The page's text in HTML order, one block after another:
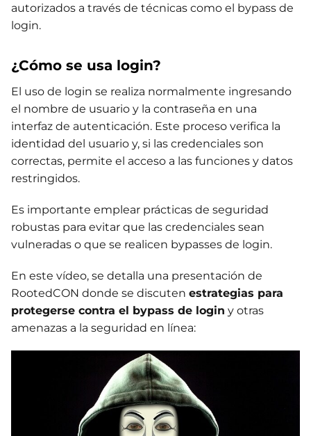
autorizados a través de técnicas como el bypass de
login.
¿Cómo se usa login?
El uso de login se realiza normalmente ingresando
el nombre de usuario y la contraseña en una
interfaz de autenticación. Este proceso verifica la
identidad del usuario y, si las credenciales son
correctas, permite el acceso a las funciones y datos
restringidos.
Es importante emplear prácticas de seguridad
robustas para evitar que las credenciales sean
vulneradas o que se realicen bypasses de login.
En este vídeo, se detalla una presentación de
RootedCON donde se discuten estrategias para
protegerse contra el bypass de login y otras
amenazas a la seguridad en línea: